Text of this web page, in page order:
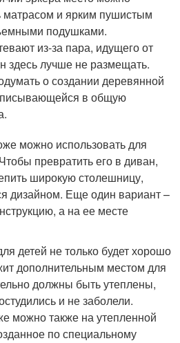
матрасом и ярким пушистым
подушками.
из-за пара, идущего от
здесь лучше не размещать.
о создании деревянной
в общую
можно использовать для
превратить его в диван,
широкую столешницу,
дизайном. Еще один вариант –
а на ее месте
детей не только будет хорошо
дополнительным местом для
должны быть утеплены,
и не заболели.
можно также на утепленной
по специальному